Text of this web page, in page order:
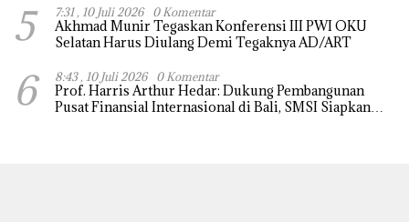
5 7:31 , 10 Juli 2026 0 Komentar
Akhmad Munir Tegaskan Konferensi III PWI OKU
Selatan Harus Diulang Demi Tegaknya AD/ART
6 8:43 , 10 Juli 2026 0 Komentar
Prof. Harris Arthur Hedar: Dukung Pembangunan
Pusat Finansial Internasional di Bali, SMSI Siapkan